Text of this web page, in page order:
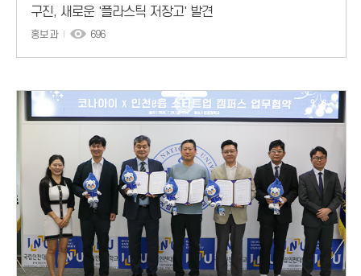
구진, 새로운 '플라스틱 저장고' 발견
홍보과 696